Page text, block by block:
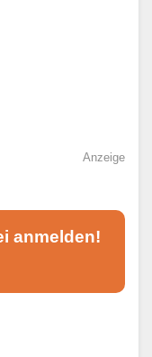
Anzeige
anmelden!